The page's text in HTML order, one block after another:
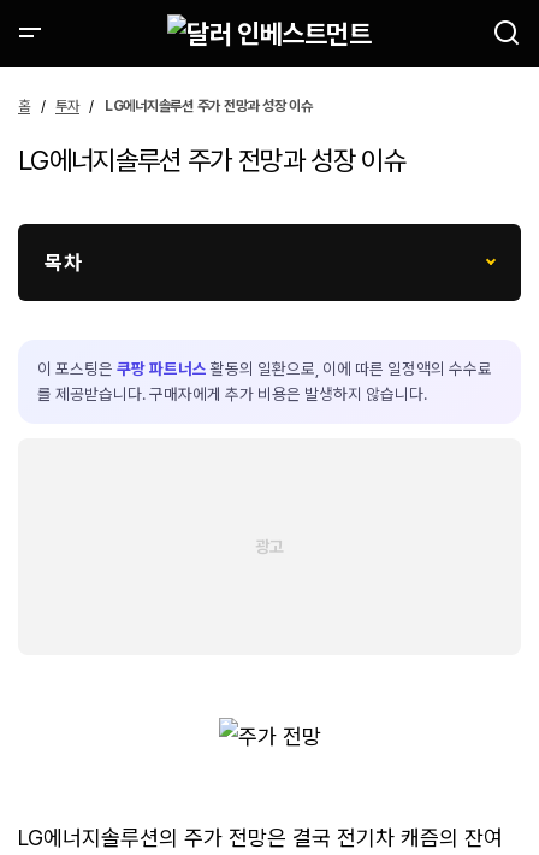
홈 투자 LG에너지솔루션 주가 전망과 성장 이슈
LG에너지솔루션 주가 전망과 성장 이슈
목차
이 포스팅은 쿠팡 파트너스 활동의 일환으로, 이에 따른 일정액의 수수료
를 제공받습니다. 구매자에게 추가 비용은 발생하지 않습니다.
LG에너지솔루션의 주가 전망은 결국 전기차 캐즘의 잔여